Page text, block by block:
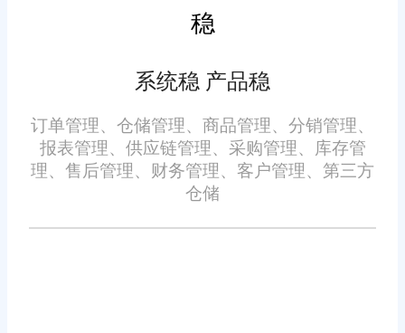
化。通过销售数据分析，企业可
为，为销售策略的调整提供依
据。
提供了全面的财务管理功能，包
括财务计划制定、成本核算、财
务报表生成等。通过实时监控财
稳
系统稳 产品稳
订单管理、仓储管理、商品管理、分销管理、
报表管理、供应链管理、采购管理、库存管
理、售后管理、财务管理、客户管理、第三方
仓储